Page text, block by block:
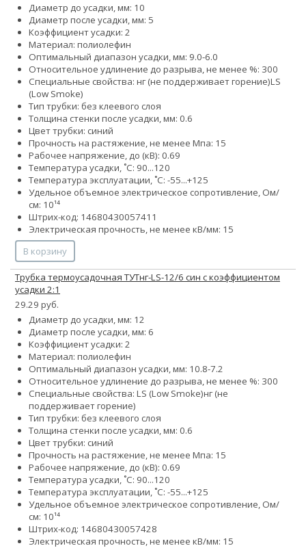
Диаметр до усадки, мм: 10
Диаметр после усадки, мм: 5
Коэффициент усадки: 2
Материал: полиолефин
Оптимальный диапазон усадки, мм: 9.0-6.0
Относительное удлинение до разрыва, не менее %: 300
Специальные свойства: нг (не поддерживает горение)LS
(Low Smoke)
Тип трубки: без клеевого слоя
Толщина стенки после усадки, мм: 0.6
Цвет трубки: синий
Прочность на растяжение, не менее Мпа: 15
Рабочее напряжение, до (кВ): 0.69
Температура усадки, ˚С: 90...120
Температура эксплуатации, ˚С: -55...+125
Удельное объемное электрическое сопротивление, Ом/
см: 10¹⁴
Штрих-код: 14680430057411
Электрическая прочность, не менее кВ/мм: 15
В корзину
Трубка термоусадочная ТУТнг-LS-12/6 син с коэффициентом
усадки 2:1
29.29 руб.
Диаметр до усадки, мм: 12
Диаметр после усадки, мм: 6
Коэффициент усадки: 2
Материал: полиолефин
Оптимальный диапазон усадки, мм: 10.8-7.2
Относительное удлинение до разрыва, не менее %: 300
Специальные свойства: LS (Low Smoke)нг (не
поддерживает горение)
Тип трубки: без клеевого слоя
Толщина стенки после усадки, мм: 0.6
Цвет трубки: синий
Прочность на растяжение, не менее Мпа: 15
Рабочее напряжение, до (кВ): 0.69
Температура усадки, ˚С: 90...120
Температура эксплуатации, ˚С: -55...+125
Удельное объемное электрическое сопротивление, Ом/
см: 10¹⁴
Штрих-код: 14680430057428
Электрическая прочность, не менее кВ/мм: 15